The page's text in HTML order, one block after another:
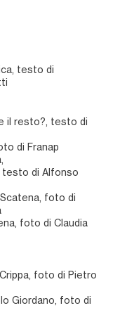
testo di
il resto?, testo di
di Franap
testo di Alfonso
foto di
foto di Claudia
foto di Pietro
Giordano, foto di